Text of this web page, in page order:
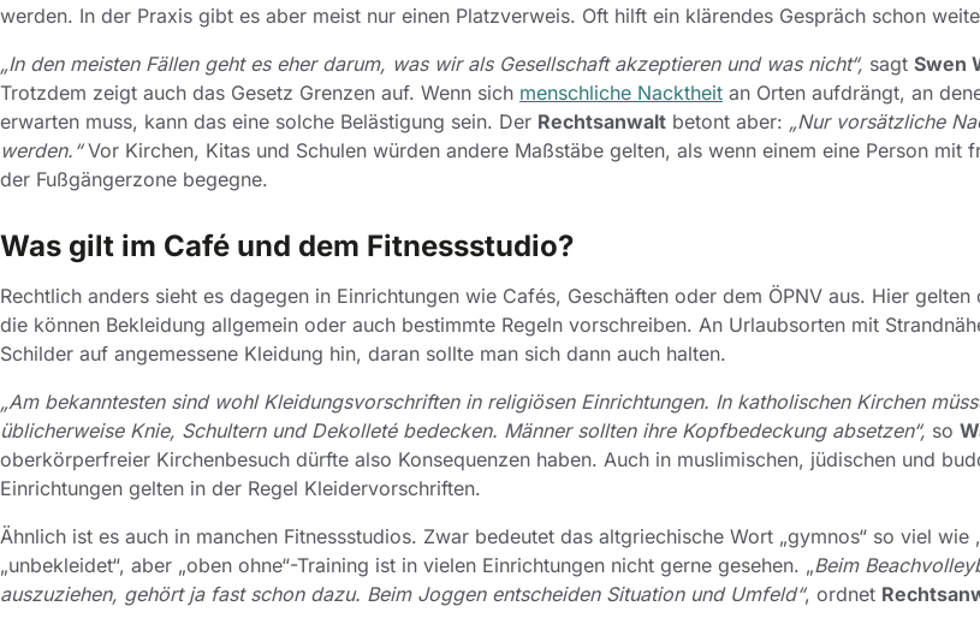
werden. In der Praxis gibt es aber meist nur einen Platzverweis. Oft hilft ein klärendes Gespräch schon
„In den meisten Fällen geht es eher darum, was wir als Gesellschaft akzeptieren und was nicht“, sagt Swen
Trotzdem zeigt auch das Gesetz Grenzen auf. Wenn sich menschliche Nacktheit an Orten aufdrängt, an
erwarten muss, kann das eine solche Belästigung sein. Der Rechtsanwalt betont aber: „Nur vorsätzliche
werden.“Vor Kirchen, Kitas und Schulen würden andere Maßstäbe gelten, als wenn einem eine Person mit
der Fußgängerzone begegne.
Was gilt im Café und dem Fitnessstudio?
Rechtlich anders sieht es dagegen in Einrichtungen wie Cafés, Geschäften oder dem ÖPNV aus. Hier gelten
die können Bekleidung allgemein oder auch bestimmte Regeln vorschreiben. An Urlaubsorten mit
Schilder auf angemessene Kleidung hin, daran sollte man sich dann auch halten.
„Am bekanntesten sind wohl Kleidungsvorschriften in religiösen Einrichtungen. In katholischen Kirchen
üblicherweise Knie, Schultern und Dekolleté bedecken. Männer sollten ihre Kopfbedeckung absetzen“, so
oberkörperfreier Kirchenbesuch dürfte also Konsequenzen haben. Auch in muslimischen, jüdischen und
Einrichtungen gelten in der Regel Kleidervorschriften.
Ähnlich ist es auch in manchen Fitnessstudios. Zwar bedeutet das altgriechische Wort „gymnos“ so viel wie
„unbekleidet“, aber „oben ohne“-Training ist in vielen Einrichtungen nicht gerne gesehen. „Beim
auszuziehen, gehört ja fast schon dazu. Beim Joggen entscheiden Situation und Umfeld“, ordnet